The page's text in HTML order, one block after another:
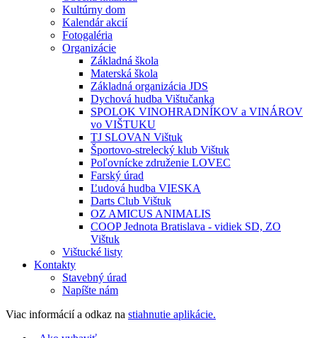
Kultúrny dom
Kalendár akcií
Fotogaléria
Organizácie
Základná škola
Materská škola
Základná organizácia JDS
Dychová hudba Vištučanka
SPOLOK VINOHRADNÍKOV a VINÁROV
vo VIŠTUKU
TJ SLOVAN Vištuk
Športovo-strelecký klub Vištuk
Poľovnícke združenie LOVEC
Farský úrad
Ľudová hudba VIESKA
Darts Club Vištuk
OZ AMICUS ANIMALIS
COOP Jednota Bratislava - vidiek SD, ZO
Vištuk
Vištucké listy
Kontakty
Stavebný úrad
Napíšte nám
Viac informácií a odkaz na stiahnutie aplikácie.